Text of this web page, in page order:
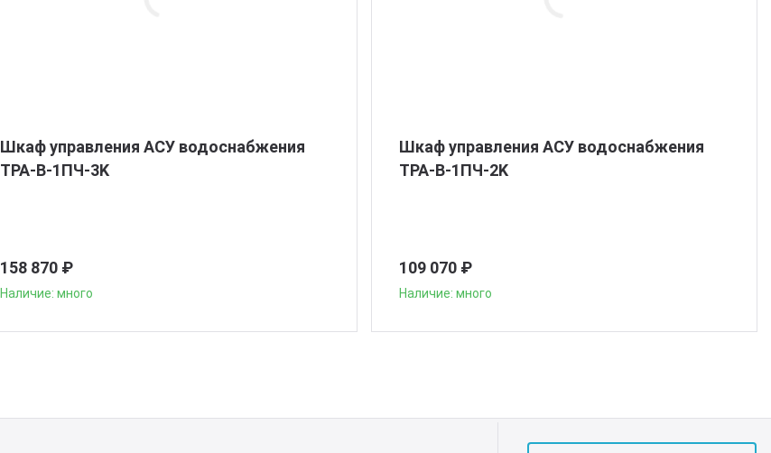
Шкаф управления АСУ водоснабжения
ТРА-В-1ПЧ-3K
158 870 ₽
Наличие: много
Шкаф управления АСУ водоснабжения
ТРА-В-1ПЧ-2K
109 070 ₽
Наличие: много